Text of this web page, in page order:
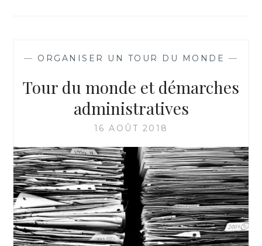
— ORGANISER UN TOUR DU MONDE —
Tour du monde et démarches
administratives
16 AOÛT 2018